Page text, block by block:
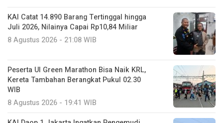
KAI Catat 14.890 Barang Tertinggal hingga
Juli 2026, Nilainya Capai Rp10,84 Miliar
8 Agustus 2026 - 21:08 WIB
Peserta UI Green Marathon Bisa Naik KRL,
Kereta Tambahan Berangkat Pukul 02.30
WIB
8 Agustus 2026 - 19:41 WIB